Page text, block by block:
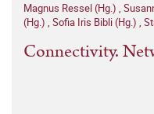
Magnus Ressel (Hg.) ,
(Hg.) , Sofia Iris Bibli (Hg.) ,
Connectivity.